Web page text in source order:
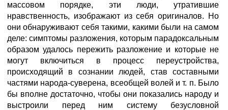
массовом порядке, эти люди, утратившие
нравственность, изображают из себя оригиналов. Но
они обнаруживают себя такими, какими были на самом
деле: симптомы разложения, которым парадоксальным
образом удалось пережить разложение и которые не
могут включиться в процесс переустройства,
происходящий в сознании людей, став составными
частями народа-суверена, всеобщей волей и т. п. Было
бы вполне достаточно, чтобы они показались народу и
выстроили перед ним систему безусловной